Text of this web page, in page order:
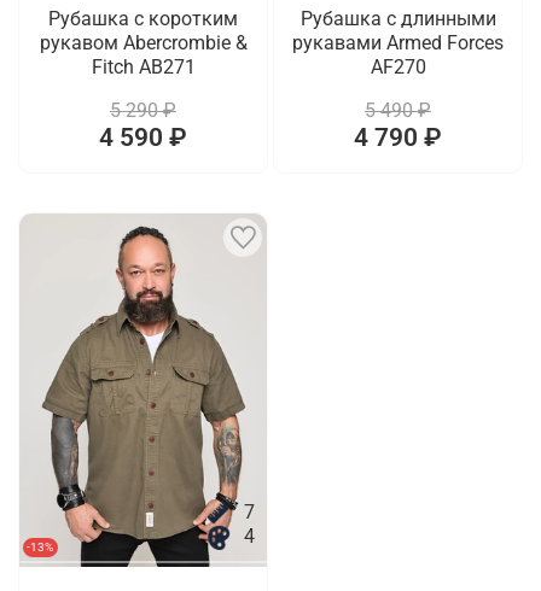
Рубашка с коротким
рукавом Abercrombie &
Fitch AB271
5 290 ₽
4 590 ₽
Рубашка с длинными
рукавами Armed Forces
AF270
5 490 ₽
4 790 ₽
-13%
7
4